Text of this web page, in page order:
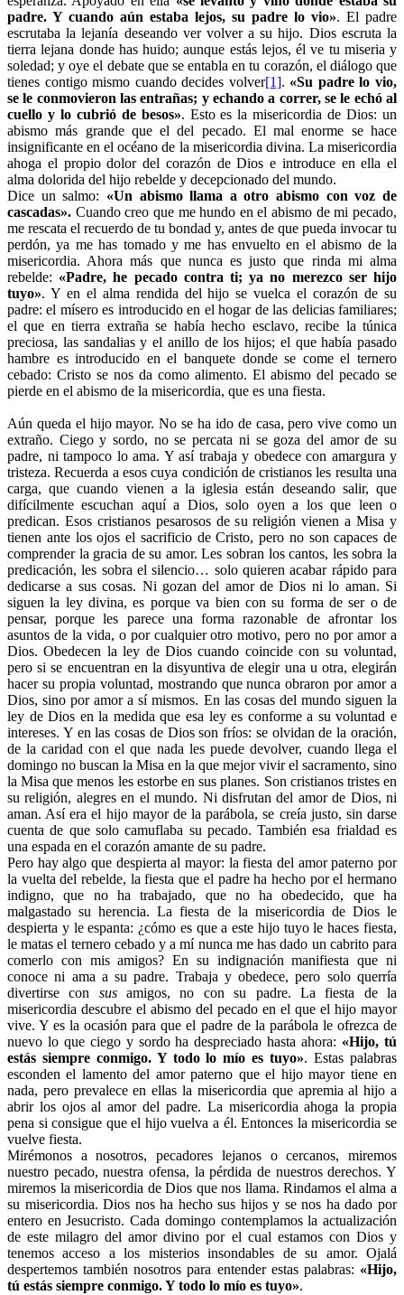
padre. Y cuando aún estaba lejos, su padre lo vio». El padre
escrutaba la lejanía deseando ver volver a su hijo. Dios escruta la
tierra lejana donde has huido; aunque estás lejos, él ve tu miseria y
soledad; y oye el debate que se entabla en tu corazón, el diálogo que
tienes contigo mismo cuando decides volver[1]. «Su padre lo vio,
se le conmovieron las entrañas; y echando a correr, se le echó al
cuello y lo cubrió de besos». Esto es la misericordia de Dios: un
abismo más grande que el del pecado. El mal enorme se hace
insignificante en el océano de la misericordia divina. La misericordia
ahoga el propio dolor del corazón de Dios e introduce en ella el
alma dolorida del hijo rebelde y decepcionado del mundo.
Dice un salmo: «Un abismo llama a otro abismo con voz de
cascadas». Cuando creo que me hundo en el abismo de mi pecado,
me rescata el recuerdo de tu bondad y, antes de que pueda invocar tu
perdón, ya me has tomado y me has envuelto en el abismo de la
misericordia. Ahora más que nunca es justo que rinda mi alma
rebelde: «Padre, he pecado contra ti; ya no merezco ser hijo
tuyo». Y en el alma rendida del hijo se vuelca el corazón de su
padre: el mísero es introducido en el hogar de las delicias familiares;
el que en tierra extraña se había hecho esclavo, recibe la túnica
preciosa, las sandalias y el anillo de los hijos; el que había pasado
hambre es introducido en el banquete donde se come el ternero
cebado: Cristo se nos da como alimento. El abismo del pecado se
pierde en el abismo de la misericordia, que es una fiesta.
Aún queda el hijo mayor. No se ha ido de casa, pero vive como un
extraño. Ciego y sordo, no se percata ni se goza del amor de su
padre, ni tampoco lo ama. Y así trabaja y obedece con amargura y
tristeza. Recuerda a esos cuya condición de cristianos les resulta una
carga, que cuando vienen a la iglesia están deseando salir, que
difícilmente escuchan aquí a Dios, solo oyen a los que leen o
predican. Esos cristianos pesarosos de su religión vienen a Misa y
tienen ante los ojos el sacrificio de Cristo, pero no son capaces de
comprender la gracia de su amor. Les sobran los cantos, les sobra la
predicación, les sobra el silencio… solo quieren acabar rápido para
dedicarse a sus cosas. Ni gozan del amor de Dios ni lo aman. Si
siguen la ley divina, es porque va bien con su forma de ser o de
pensar, porque les parece una forma razonable de afrontar los
asuntos de la vida, o por cualquier otro motivo, pero no por amor a
Dios. Obedecen la ley de Dios cuando coincide con su voluntad,
pero si se encuentran en la disyuntiva de elegir una u otra, elegirán
hacer su propia voluntad, mostrando que nunca obraron por amor a
Dios, sino por amor a sí mismos. En las cosas del mundo siguen la
ley de Dios en la medida que esa ley es conforme a su voluntad e
intereses. Y en las cosas de Dios son fríos: se olvidan de la oración,
de la caridad con el que nada les puede devolver, cuando llega el
domingo no buscan la Misa en la que mejor vivir el sacramento, sino
la Misa que menos les estorbe en sus planes. Son cristianos tristes en
su religión, alegres en el mundo. Ni disfrutan del amor de Dios, ni
aman. Así era el hijo mayor de la parábola, se creía justo, sin darse
cuenta de que solo camuflaba su pecado. También esa frialdad es
una espada en el corazón amante de su padre.
Pero hay algo que despierta al mayor: la fiesta del amor paterno por
la vuelta del rebelde, la fiesta que el padre ha hecho por el hermano
indigno, que no ha trabajado, que no ha obedecido, que ha
malgastado su herencia. La fiesta de la misericordia de Dios le
despierta y le espanta: ¿cómo es que a este hijo tuyo le haces fiesta,
le matas el ternero cebado y a mí nunca me has dado un cabrito para
comerlo con mis amigos? En su indignación manifiesta que ni
conoce ni ama a su padre. Trabaja y obedece, pero solo querría
divertirse con susamigos, no con su padre. La fiesta de la
misericordia descubre el abismo del pecado en el que el hijo mayor
vive. Y es la ocasión para que el padre de la parábola le ofrezca de
nuevo lo que ciego y sordo ha despreciado hasta ahora: «Hijo, tú
estás siempre conmigo. Y todo lo mío es tuyo». Estas palabras
esconden el lamento del amor paterno que el hijo mayor tiene en
nada, pero prevalece en ellas la misericordia que apremia al hijo a
abrir los ojos al amor del padre. La misericordia ahoga la propia
pena si consigue que el hijo vuelva a él. Entonces la misericordia se
vuelve fiesta.
Mirémonos a nosotros, pecadores lejanos o cercanos, miremos
nuestro pecado, nuestra ofensa, la pérdida de nuestros derechos. Y
miremos la misericordia de Dios que nos llama. Rindamos el alma a
su misericordia. Dios nos ha hecho sus hijos y se nos ha dado por
entero en Jesucristo. Cada domingo contemplamos la actualización
de este milagro del amor divino por el cual estamos con Dios y
tenemos acceso a los misterios insondables de su amor. Ojalá
despertemos también nosotros para entender estas palabras: «Hijo,
tú estás siempre conmigo. Y todo lo mío es tuyo».